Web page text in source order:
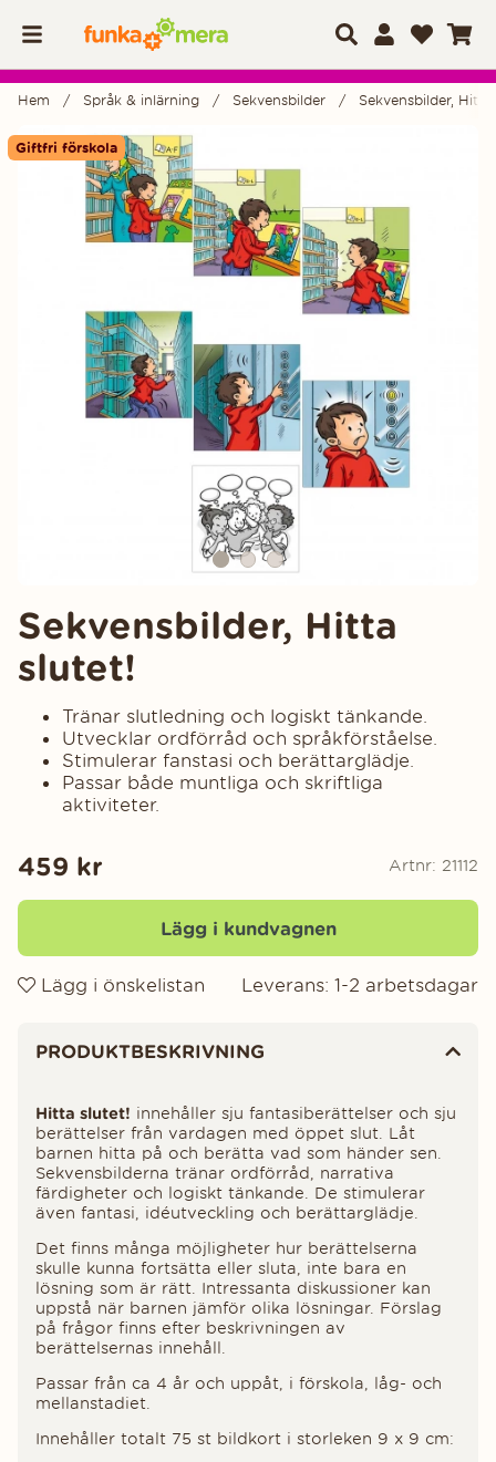
Hem Språk & inlärning Sekvensbilder Sekvensbilder,
Giftfri förskola
Produktbilder
Sekvensbilder, Hitta
slutet!
Tränar slutledning och logiskt tänkande.
Utvecklar ordförråd och språkförståelse.
Stimulerar fanstasi och berättarglädje.
Passar både muntliga och skriftliga
aktiviteter.
459 kr Artnr: 21112
Lägg i kundvagnen
Lägg i önskelistan Leverans: 1-2 arbetsdagar
PRODUKTBESKRIVNING
Hitta slutet! innehåller sju fantasiberättelser och sju
berättelser från vardagen med öppet slut. Låt
barnen hitta på och berätta vad som händer sen.
Sekvensbilderna tränar ordförråd, narrativa
färdigheter och logiskt tänkande. De stimulerar
även fantasi, idéutveckling och berättarglädje.
Det finns många möjligheter hur berättelserna
skulle kunna fortsätta eller sluta, inte bara en
lösning som är rätt. Intressanta diskussioner kan
uppstå när barnen jämför olika lösningar. Förslag
på frågor finns efter beskrivningen av
berättelsernas innehåll.
Passar från ca 4 år och uppåt, i förskola, låg- och
mellanstadiet.
Innehåller totalt 75 st bildkort i storleken 9 x 9 cm: